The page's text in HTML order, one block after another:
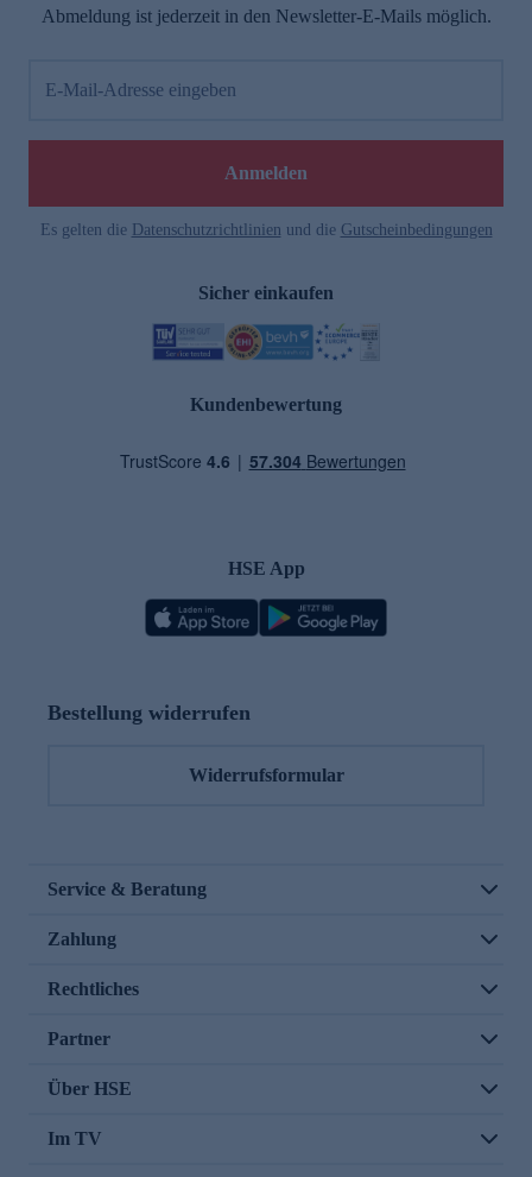
Abmeldung ist jederzeit in den Newsletter-E-Mails möglich.
E-Mail-Adresse eingeben
Anmelden
Es gelten die Datenschutzrichtlinien und die Gutscheinbedingungen
Sicher einkaufen
Kundenbewertung
HSE App
Bestellung widerrufen
Widerrufsformular
Service & Beratung
Zahlung
Rechtliches
Partner
Über HSE
Im TV